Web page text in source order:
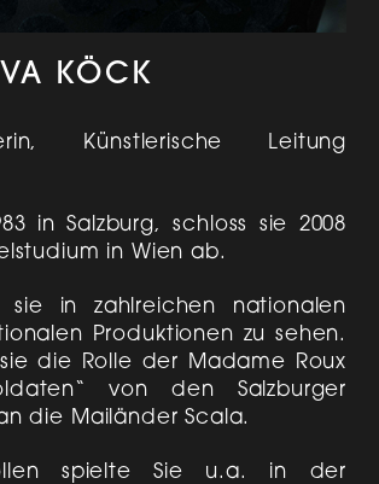
KÖCK
Künstlerische Leitung
in Salzburg, schloss sie 2008
in Wien ab.
sie in zahlreichen nationalen
Produktionen zu sehen.
die Rolle der Madame Roux
von den Salzburger
die Mailänder Scala.
spielte Sie u.a. in der